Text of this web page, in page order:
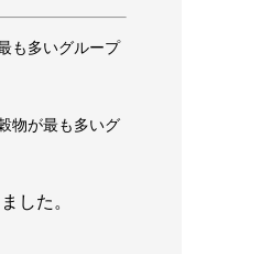
も多いグループ
物が最も多いグ
した。